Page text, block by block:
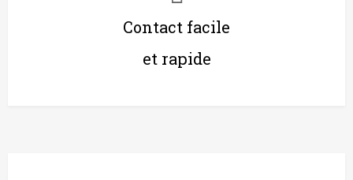
Contact facile
et rapide